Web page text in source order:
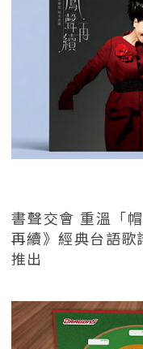
書聲交會 重溫「
再續》經典台語
推出